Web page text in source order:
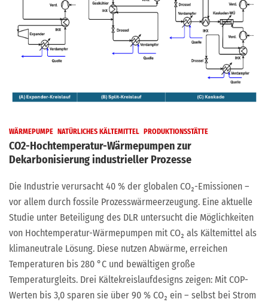
WÄRMEPUMPE NATÜRLICHES KÄLTEMITTEL PRODUKTIONSSTÄTTE
CO2-Hochtemperatur-Wärmepumpen zur
Dekarbonisierung industrieller Prozesse
Die Industrie verursacht 40 % der globalen CO₂-Emissionen –
vor allem durch fossile Prozesswärmeerzeugung. Eine aktuelle
Studie unter Beteiligung des DLR untersucht die Möglichkeiten
von Hochtemperatur-Wärmepumpen mit CO₂ als Kältemittel als
klimaneutrale Lösung. Diese nutzen Abwärme, erreichen
Temperaturen bis 280 °C und bewältigen große
Temperaturgleits. Drei Kältekreislaufdesigns zeigen: Mit COP-
Werten bis 3,0 sparen sie über 90 % CO₂ ein – selbst bei Strom